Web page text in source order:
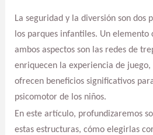
La seguridad y la diversión son dos
los parques infantiles. Un elemento
ambos aspectos son las redes de
enriquecen la experiencia de
ofrecen beneficios significativos
psicomotor de los niños.
En este artículo, profundizaremos
estas estructuras, cómo elegirlas